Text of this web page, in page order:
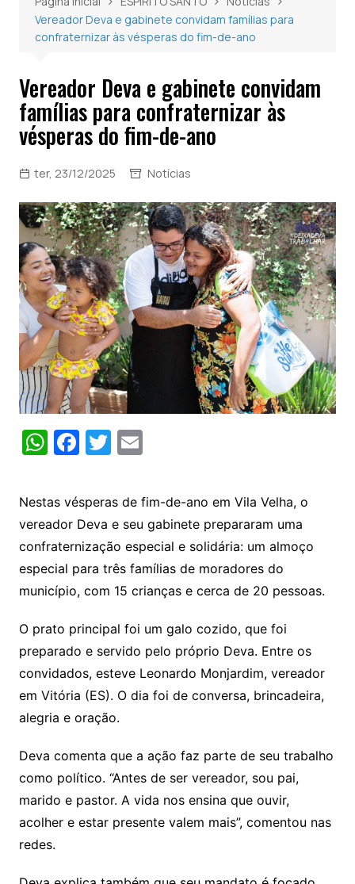
Vereador Deva e gabinete convidam famílias para
confraternizar às vésperas do fim-de-ano
Vereador Deva e gabinete convidam
famílias para confraternizar às
vésperas do fim-de-ano
ter, 23/12/2025 Notícias
W
at
s
A
p
p
F
c
e
b
o
o
k
T
itt
er
E
ai
l
Nestas vésperas de fim-de-ano em Vila Velha, o
vereador Deva e seu gabinete prepararam uma
confraternização especial e solidária: um almoço
especial para três famílias de moradores do
município, com 15 crianças e cerca de 20 pessoas.
O prato principal foi um galo cozido, que foi
preparado e servido pelo próprio Deva. Entre os
convidados, esteve Leonardo Monjardim, vereador
em Vitória (ES). O dia foi de conversa, brincadeira,
alegria e oração.
Deva comenta que a ação faz parte de seu trabalho
como político. “Antes de ser vereador, sou pai,
marido e pastor. A vida nos ensina que ouvir,
acolher e estar presente valem mais”, comentou nas
redes.